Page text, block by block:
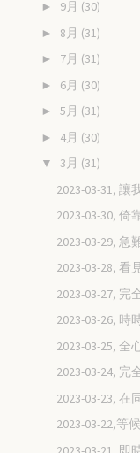
► 9月 (30)
► 8月 (31)
► 7月 (31)
► 6月 (30)
► 5月 (31)
► 4月 (30)
▼ 3月 (31)
2023-03-31,
2023-03-30,
2023-03-29,
2023-03-28,
2023-03-27,
2023-03-26,
2023-03-25,
2023-03-24,
2023-03-23,
2023-03-22,等